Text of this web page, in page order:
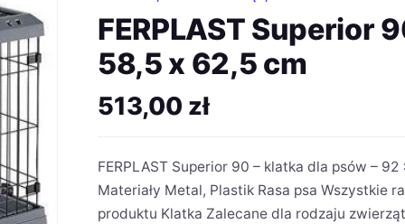
FERPLAST Superior
58,5 x 62,5 cm
513,00 zł
FERPLAST Superior 90 – klatka dla psów –
Materiały Metal, Plastik Rasa psa Wszystkie
produktu Klatka Zalecane dla rodzaju